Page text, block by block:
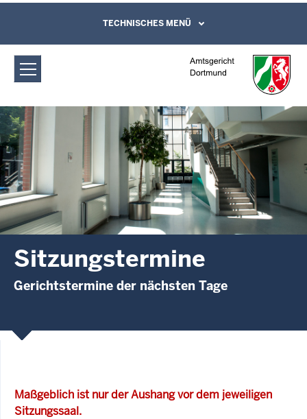
Amtsgericht Dortmund:
Sitzungstermine
Direkt zum Inhalt
Leichte Sprache, Gebärdensprachenvideo
und Kontaktformular
TECHNISCHES MENÜ
Sitzungstermine
Gerichtstermine der nächsten Tage
Maßgeblich ist nur der Aushang vor dem jeweiligen
Sitzungssaal.